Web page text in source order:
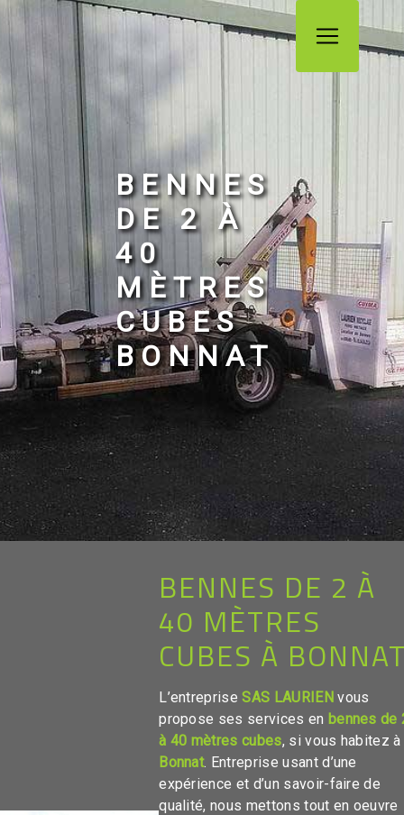
BENNES
DE 2 À
40
MÈTRES
CUBES
BONNAT
BENNES DE 2 À
40 MÈTRES
CUBES À
L’entrepriseSAS LAURIENvous
propose ses services en bennes de
à 40 mètres cubes, si vous habitez à
Bonnat. Entreprise usant d’une
expérience et d’un savoir-faire de
qualité, nous mettons tout en oeuvre
Panneau de gestion des cookies